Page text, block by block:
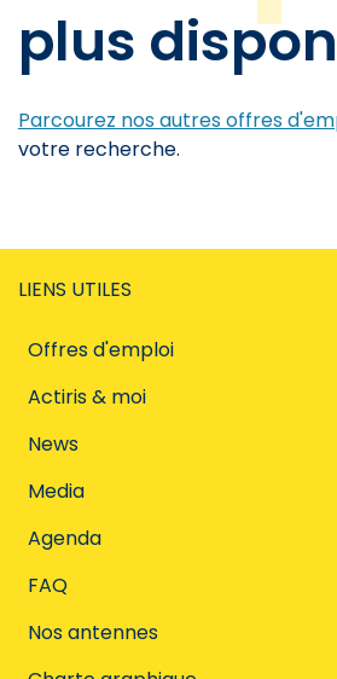
plus
Parcourez nos autres offres
votre recherche.
LIENS UTILES
Offres d'emploi
Actiris & moi
News
Media
Agenda
FAQ
Nos antennes